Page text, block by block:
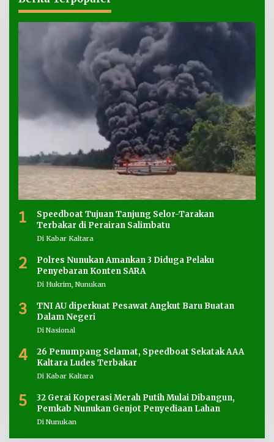
1
Speedboat Tujuan Tanjung Selor-Tarakan
Terbakar di Perairan Salimbatu
Di Kabar Kaltara
2
Polres Nunukan Amankan 3 Diduga Pelaku
Penyebaran Konten SARA
Di Hukrim, Nunukan
3
TNI AU diperkuat Pesawat Angkut Baru Buatan
Dalam Negeri
Di Nasional
4
26 Penumpang Selamat, Speedboat Sekatak AAA
Kaltara Ludes Terbakar
Di Kabar Kaltara
5
32 Gerai Koperasi Merah Putih Mulai Dibangun,
Pemkab Nunukan Genjot Penyediaan Lahan
Di Nunukan